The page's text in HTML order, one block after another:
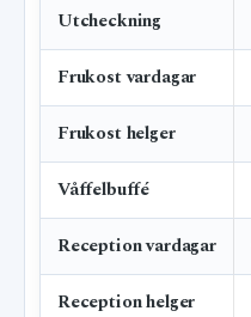
Utcheckning
Frukost vardagar
Frukost helger
Våffelbuffé
Reception vardagar
Reception helger